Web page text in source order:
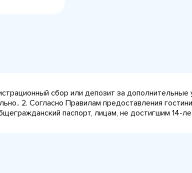
сбор или депозит за
2. Согласно Правилам предоставления
паспорт, лицам, не достигшим 14-